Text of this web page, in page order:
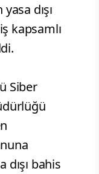
dışı
kapsamlı
Siber
dışı bahis